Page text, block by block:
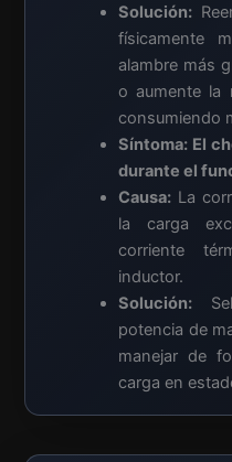
Solución:
físicamente
alambre más
o aumente la
consumiendo
Síntoma: El
durante el
Causa:La
la carga
corriente
inductor.
Solución:
potencia de
manejar de
carga en